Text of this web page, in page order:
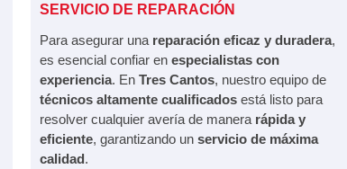
SERVICIO DE REPARACIÓN
Para asegurar una reparación eficaz y duradera,
es esencial confiar en especialistas con
experiencia. En Tres Cantos, nuestro equipo de
técnicos altamente cualificados está listo para
resolver cualquier avería de manera rápida y
eficiente, garantizando un servicio de máxima
calidad.